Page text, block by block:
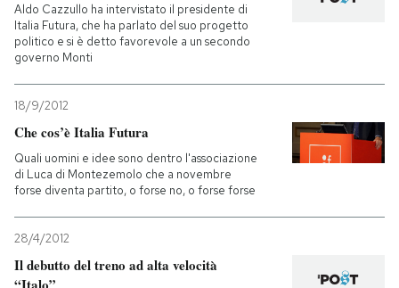
Aldo Cazzullo ha intervistato il presidente di
Italia Futura, che ha parlato del suo progetto
politico e si è detto favorevole a un secondo
governo Monti
18/9/2012
Che cos’è Italia Futura
Quali uomini e idee sono dentro l'associazione
di Luca di Montezemolo che a novembre
forse diventa partito, o forse no, o forse forse
28/4/2012
Il debutto del treno ad alta velocità